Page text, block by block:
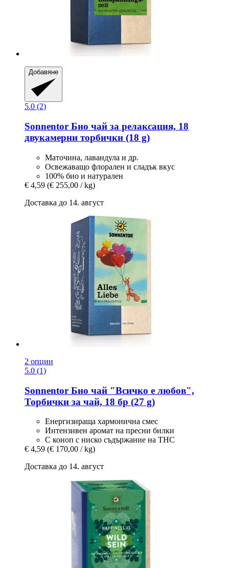
Добавяне
5.0 (2)
Sonnentor Био чай за релаксация, 18
двукамерни торбички (18 g)
Маточина, лавандула и др.
Освежаващо флорален и сладък вкус
100% био и натурален
€ 4,59 (€ 255,00 / kg)
Доставка до 14. август
2 опции
5.0 (1)
Sonnentor Био чай "Всичко е любов",
Торбички за чай, 18 бр (27 g)
Енергизираща хармонична смес
Интензивен аромат на пресни билки
С коноп с ниско съдържание на THC
€ 4,59 (€ 170,00 / kg)
Доставка до 14. август